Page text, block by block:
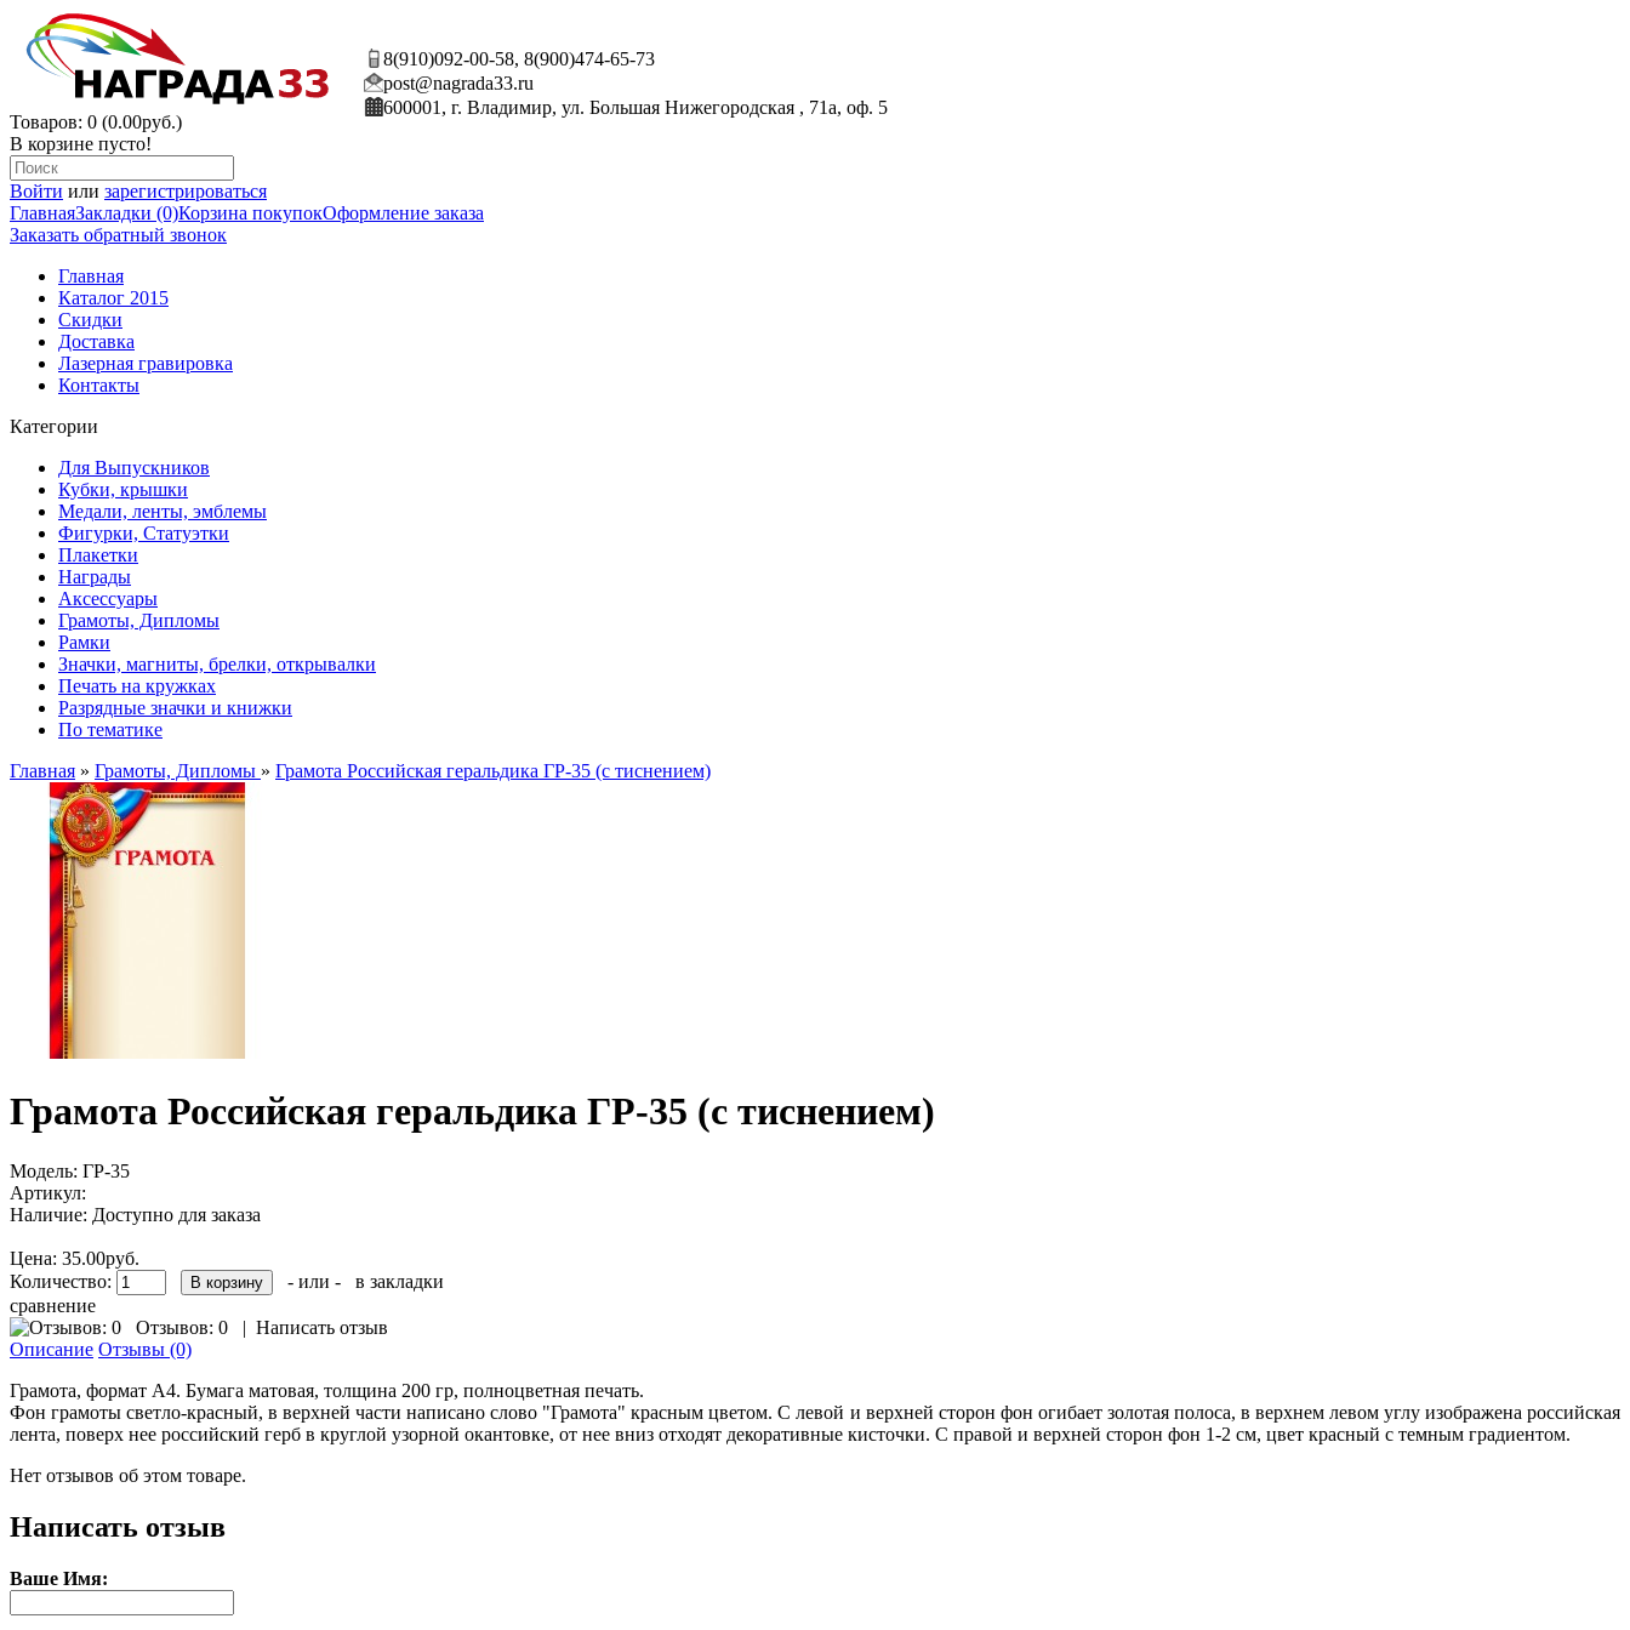
8(910)092-00-58, 8(900)474-65-73
post@nagrada33.ru
600001, г. Владимир, ул. Большая Нижегородская , 71а, оф. 5
Товаров: 0 (0.00руб.)
В корзине пусто!
Войти или зарегистрироваться
ГлавнаяЗакладки (0)Корзина покупокОформление заказа
Заказать обратный звонок
Главная
Каталог 2015
Скидки
Доставка
Лазерная гравировка
Контакты
Категории
Для Выпускников
Кубки, крышки
Медали, ленты, эмблемы
Фигурки, Статуэтки
Плакетки
Награды
Аксессуары
Грамоты, Дипломы
Рамки
Значки, магниты, брелки, открывалки
Печать на кружках
Разрядные значки и книжки
По тематике
Главная » Грамоты, Дипломы » Грамота Российская геральдика ГР-35 (с тиснением)
Грамота Российская геральдика ГР-35 (с тиснением)
Модель: ГР-35
Артикул:
Наличие: Доступно для заказа
Цена: 35.00руб.
Количество:
- или -
в закладки
сравнение
Отзывов: 0 | Написать отзыв
Описание Отзывы (0)
Грамота, формат А4. Бумага матовая, толщина 200 гр, полноцветная печать.
Фон грамоты светло-красный, в верхней части написано слово "Грамота" красным цветом. С левой и верхней сторон фон огибает золотая полоса, в верхнем левом углу изображена российская
лента, поверх нее российский герб в круглой узорной окантовке, от нее вниз отходят декоративные кисточки. С правой и верхней сторон фон 1-2 см, цвет красный с темным градиентом.
Нет отзывов об этом товаре.
Написать отзыв
Ваше Имя: